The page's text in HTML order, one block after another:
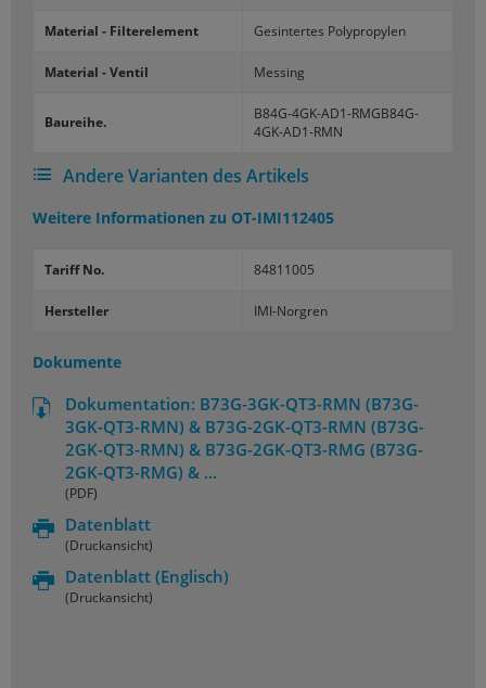
Ma­te­ri­al - Fil­ter­ele­ment Ge­sin­ter­tes Po­ly­pro­py­len
Ma­te­ri­al - Ven­til Mes­sing
Bau­rei­he.
B84G-​4GK-AD1-RMGB84G-
4GK-AD1-RMN
Andere Varianten des Artikels
Weitere Informationen zu OT-IMI112405
Tariff No. 84811005
Hersteller IMI-Norgren
Dokumente
Dokumentation: B73G-3GK-QT3-RMN (B73G-
3GK-QT3-RMN) & B73G-2GK-QT3-RMN (B73G-
2GK-QT3-RMN) & B73G-2GK-QT3-RMG (B73G-
2GK-QT3-RMG) & ...
(PDF)
Datenblatt
(Druckansicht)
Datenblatt (Englisch)
(Druckansicht)